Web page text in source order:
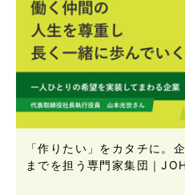
「作りたい」をカタチに。
までを担う専門家集団｜